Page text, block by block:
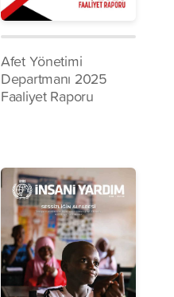
Afet Yönetimi
Departmanı 2025
Faaliyet Raporu